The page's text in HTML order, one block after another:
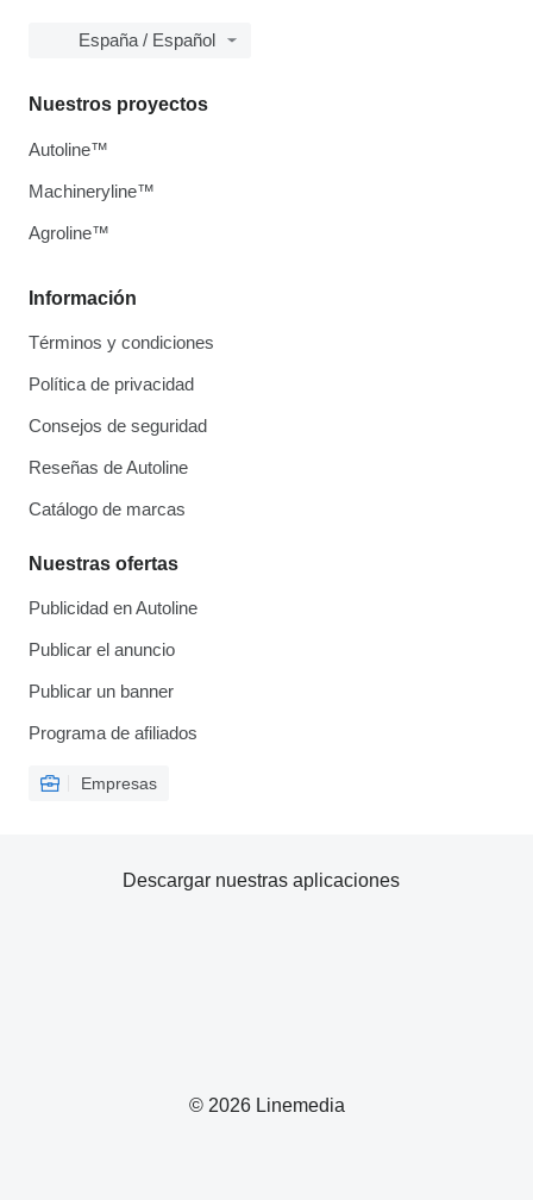
España / Español
Información
Términos y condiciones
Política de privacidad
Consejos de seguridad
Reseñas de Autoline
Catálogo de marcas
Nuestras ofertas
Publicidad en Autoline
Publicar el anuncio
Publicar un banner
Programa de afiliados
Empresas
Nuestros proyectos
Autoline™
Machineryline™
Agroline™
© 2026 Linemedia
Descargar nuestras aplicaciones